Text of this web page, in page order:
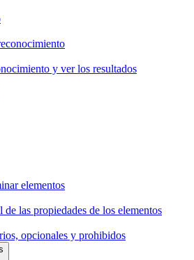
y ver los resultados
elementos
las propiedades de los elementos
opcionales y prohibidos